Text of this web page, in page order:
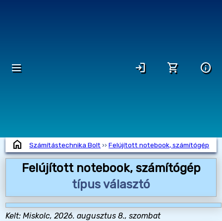
dehaze login shopping_cart info
home Számítástechnika Bolt››Felújított notebook, számítógép
Felújított notebook, számítógép
típus választó
Kelt: Miskolc, 2026. augusztus 8., szombat